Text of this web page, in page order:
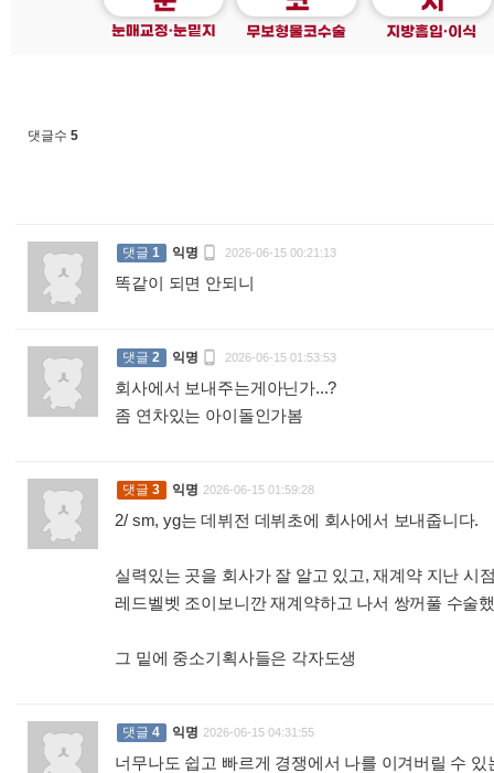
댓글수 5
댓글 1 익명  2026-06-15 00:21:13
똑같이 되면 안되니
댓글 2 익명  2026-06-15 01:53:53
회사에서 보내주는게아닌가...?
좀 연차있는 아이돌인가봄
댓글 3 익명 2026-06-15 01:59:28
2/ sm, yg는 데뷔전 데뷔초에 회사에서 보내줍니다.
실력있는 곳을 회사가 잘 알고 있고, 재계약 지난 시
레드벨벳 조이보니깐 재계약하고 나서 쌍꺼풀 수술
그 밑에 중소기획사들은 각자도생
댓글 4 익명 2026-06-15 04:31:55
너무나도 쉽고 빠르게 경쟁에서 나를 이겨버릴 수